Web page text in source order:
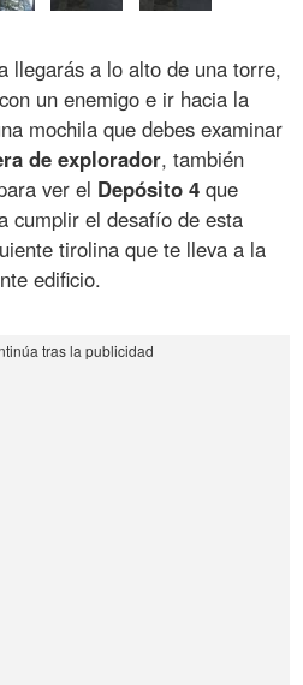
llegarás a lo alto de una torre,
un enemigo e ir hacia la
mochila que debes examinar
de explorador, también
ver el Depósito 4 que
cumplir el desafío de esta
tirolina que te lleva a la
edificio.